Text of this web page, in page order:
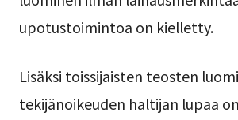
upotustoimintoa on kielletty.
Lisäksi toissijaisten teosten
tekijänoikeuden haltijan lupaa on